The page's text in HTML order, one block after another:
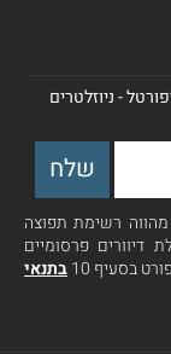
- ניוזלטרים
רשימת תפוצה
דיוורים פרסומיים
בסעיף 10
בתנאי